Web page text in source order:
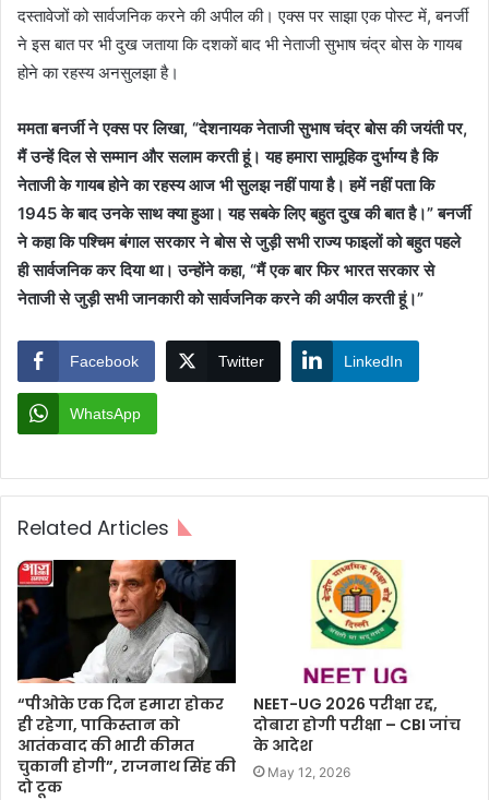
दस्तावेजों को सार्वजनिक करने की अपील की। एक्स पर साझा एक पोस्ट में, बनर्जी
ने इस बात पर भी दुख जताया कि दशकों बाद भी नेताजी सुभाष चंद्र बोस के गायब
होने का रहस्य अनसुलझा है।
ममता बनर्जी ने एक्स पर लिखा, “देशनायक नेताजी सुभाष चंद्र बोस की जयंती पर,
मैं उन्हें दिल से सम्मान और सलाम करती हूं। यह हमारा सामूहिक दुर्भाग्य है कि
नेताजी के गायब होने का रहस्य आज भी सुलझ नहीं पाया है। हमें नहीं पता कि
1945 के बाद उनके साथ क्या हुआ। यह सबके लिए बहुत दुख की बात है।” बनर्जी
ने कहा कि पश्चिम बंगाल सरकार ने बोस से जुड़ी सभी राज्य फाइलों को बहुत पहले
ही सार्वजनिक कर दिया था। उन्होंने कहा, “मैं एक बार फिर भारत सरकार से
नेताजी से जुड़ी सभी जानकारी को सार्वजनिक करने की अपील करती हूं।”
Facebook Twitter LinkedIn
WhatsApp
Related Articles
“पीओके एक दिन हमारा होकर
ही रहेगा, पाकिस्तान को
आतंकवाद की भारी कीमत
चुकानी होगी”, राजनाथ सिंह की
दो टूक
NEET-UG 2026 परीक्षा रद्द,
दोबारा होगी परीक्षा – CBI जांच
के आदेश
May 12, 2026